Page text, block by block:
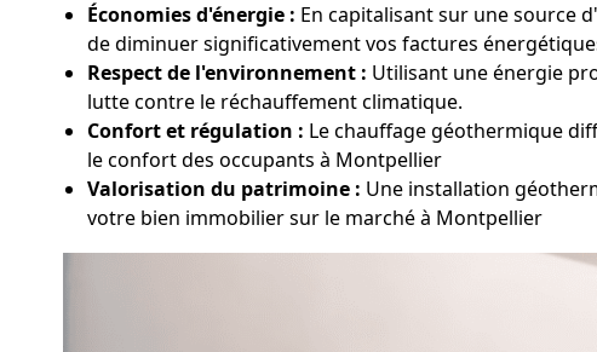
Économies d'énergie : En capitalisant sur une source
de diminuer significativement vos factures
Respect de l'environnement : Utilisant une énergie
lutte contre le réchauffement climatique.
Confort et régulation : Le chauffage géothermique
le confort des occupants à Montpellier
Valorisation du patrimoine : Une installation
votre bien immobilier sur le marché à Montpellier